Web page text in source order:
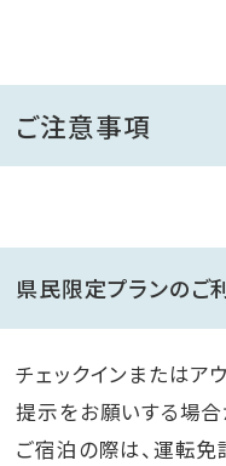
ご注意事項
県民限定プランのご
チェックインまたはア
提示をお願いする場合
ご宿泊の際は、運転免